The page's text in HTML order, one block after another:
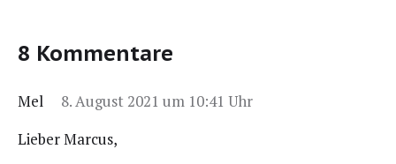
8 Kommentare
Mel
8. August 2021 um 10:41 Uhr
Lie­ber Marcus,